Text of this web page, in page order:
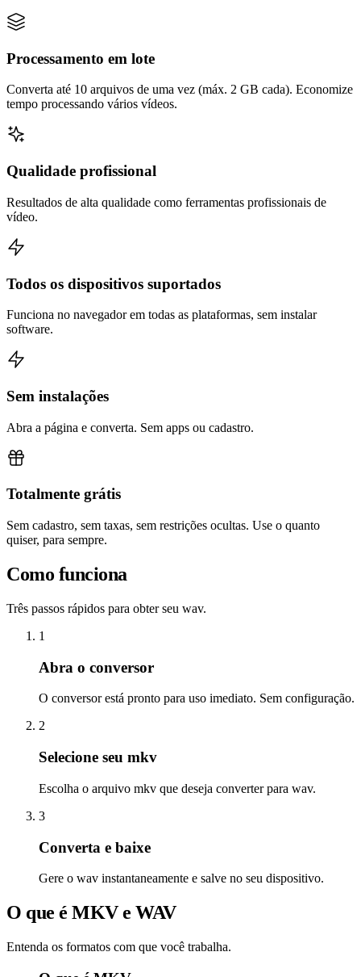
Processamento em lote
Converta até 10 arquivos de uma vez (máx. 2 GB cada). Economize
tempo processando vários vídeos.
Qualidade profissional
Resultados de alta qualidade como ferramentas profissionais de
vídeo.
Todos os dispositivos suportados
Funciona no navegador em todas as plataformas, sem instalar
software.
Sem instalações
Abra a página e converta. Sem apps ou cadastro.
Totalmente grátis
Sem cadastro, sem taxas, sem restrições ocultas. Use o quanto
quiser, para sempre.
Como funciona
Três passos rápidos para obter seu wav.
1
Abra o conversor
O conversor está pronto para uso imediato. Sem configuração.
2
Selecione seu mkv
Escolha o arquivo mkv que deseja converter para wav.
3
Converta e baixe
Gere o wav instantaneamente e salve no seu dispositivo.
O que é MKV e WAV
Entenda os formatos com que você trabalha.